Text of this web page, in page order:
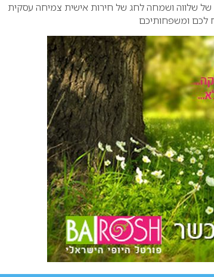
שלווה ושמחהלחג של חירות אישית צמיחה עסקית
לכם ומשפחותיכם